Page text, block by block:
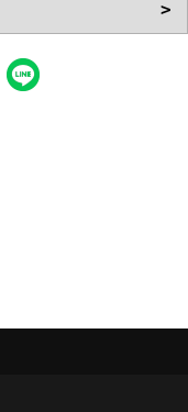
Reserved.